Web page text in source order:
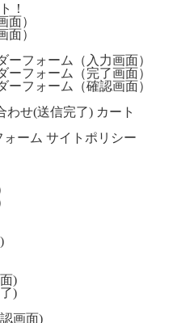
！
面）
面）
フォーム（入力画面）
フォーム（完了画面）
フォーム（確認画面）
わせ(送信完了) カート
ーム サイトポリシー
)
)
画面)